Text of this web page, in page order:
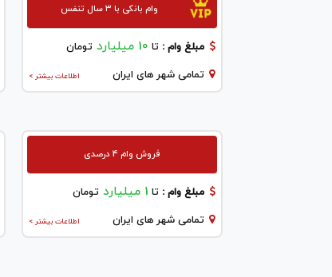
وام بانکی با ۳ سال تنفس
مبلغ وام : تا 10 میلیارد تومان
اطلاعات بیشتر > تمامی شهر های ایران
فروش وام 4 درصدی
مبلغ وام : تا 1 میلیارد تومان
اطلاعات بیشتر > تمامی شهر های ایران